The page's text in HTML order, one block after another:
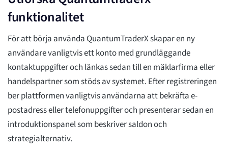
funktionalitet
För att börja använda QuantumTraderX skapar en ny
användare vanligtvis ett konto med grundläggande
kontaktuppgifter och länkas sedan till en mäklarfirma eller
handelspartner som stöds av systemet. Efter registreringen
ber plattformen vanligtvis användarna att bekräfta e-
postadress eller telefonuppgifter och presenterar sedan en
introduktionspanel som beskriver saldon och
strategialternativ.